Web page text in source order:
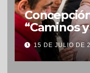
“Caminos
15 DE JULIO DE